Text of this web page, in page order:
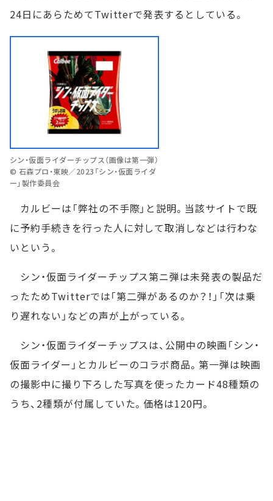
24日にあらためてTwitterで発表するとしている。
シン・仮面ライダーチップス（画像は第一弾）
© 石森プロ・東映／2023「シン・仮面ライダ
ー」製作委員会
カルビーは「弊社の不手際」と説明。当該サイトで既
に予約手続きを行った人に対して取消しなどは行わな
いという。
シン・仮面ライダーチップス第ニ弾は未発表の製品だ
ったためTwitterでは「第二弾があるのか？！」「次は乗
り遅れない」などの声が上がっている。
シン・仮面ライダーチップスは、公開中の映画「シン・
仮面ライダー」とカルビーのコラボ商品。第一弾は映画
の撮影中に撮り下ろした写真を使ったカード48種類の
うち、2種類が付属していた。価格は120円。